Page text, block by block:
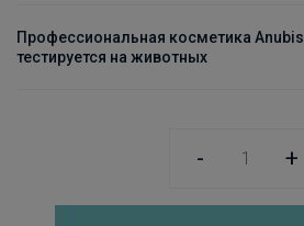
Профессиональная косметика
тестируется на животных
- +